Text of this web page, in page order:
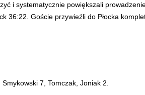
i systematycznie powiększali
36:22. Goście przywieźli do Płocka
7, Tomczak, Joniak 2.